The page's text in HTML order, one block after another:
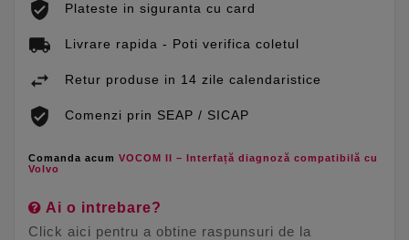
Plateste in siguranta cu card
Livrare rapida - Poti verifica coletul
Retur produse in 14 zile calendaristice
Comenzi prin SEAP / SICAP
Comanda acum VOCOM II – Interfață diagnoză compatibilă cu
Volvo
Ai o intrebare?
Click aici pentru a obtine raspunsuri de la